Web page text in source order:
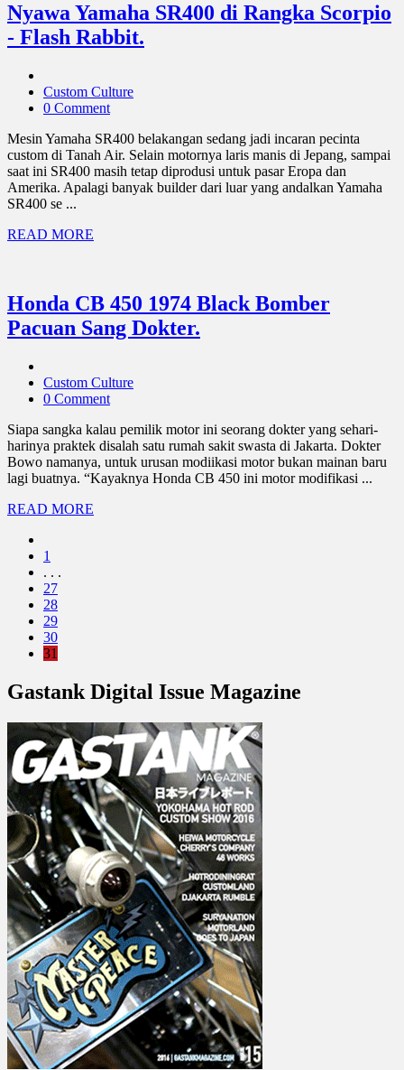
Nyawa Yamaha SR400 di Rangka Scorpio
- Flash Rabbit.
Custom Culture
0 Comment
Mesin Yamaha SR400 belakangan sedang jadi incaran pecinta
custom di Tanah Air. Selain motornya laris manis di Jepang, sampai
saat ini SR400 masih tetap diprodusi untuk pasar Eropa dan
Amerika. Apalagi banyak builder dari luar yang andalkan Yamaha
SR400 se ...
READ MORE
Honda CB 450 1974 Black Bomber
Pacuan Sang Dokter.
Custom Culture
0 Comment
Siapa sangka kalau pemilik motor ini seorang dokter yang sehari-
harinya praktek disalah satu rumah sakit swasta di Jakarta. Dokter
Bowo namanya, untuk urusan modiikasi motor bukan mainan baru
lagi buatnya. “Kayaknya Honda CB 450 ini motor modifikasi ...
READ MORE
1
. . .
27
28
29
30
31
Gastank Digital Issue Magazine